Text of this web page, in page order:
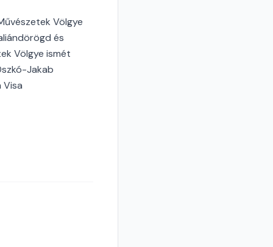
Völgye
és
Völgye ismét
Jakab
Visa